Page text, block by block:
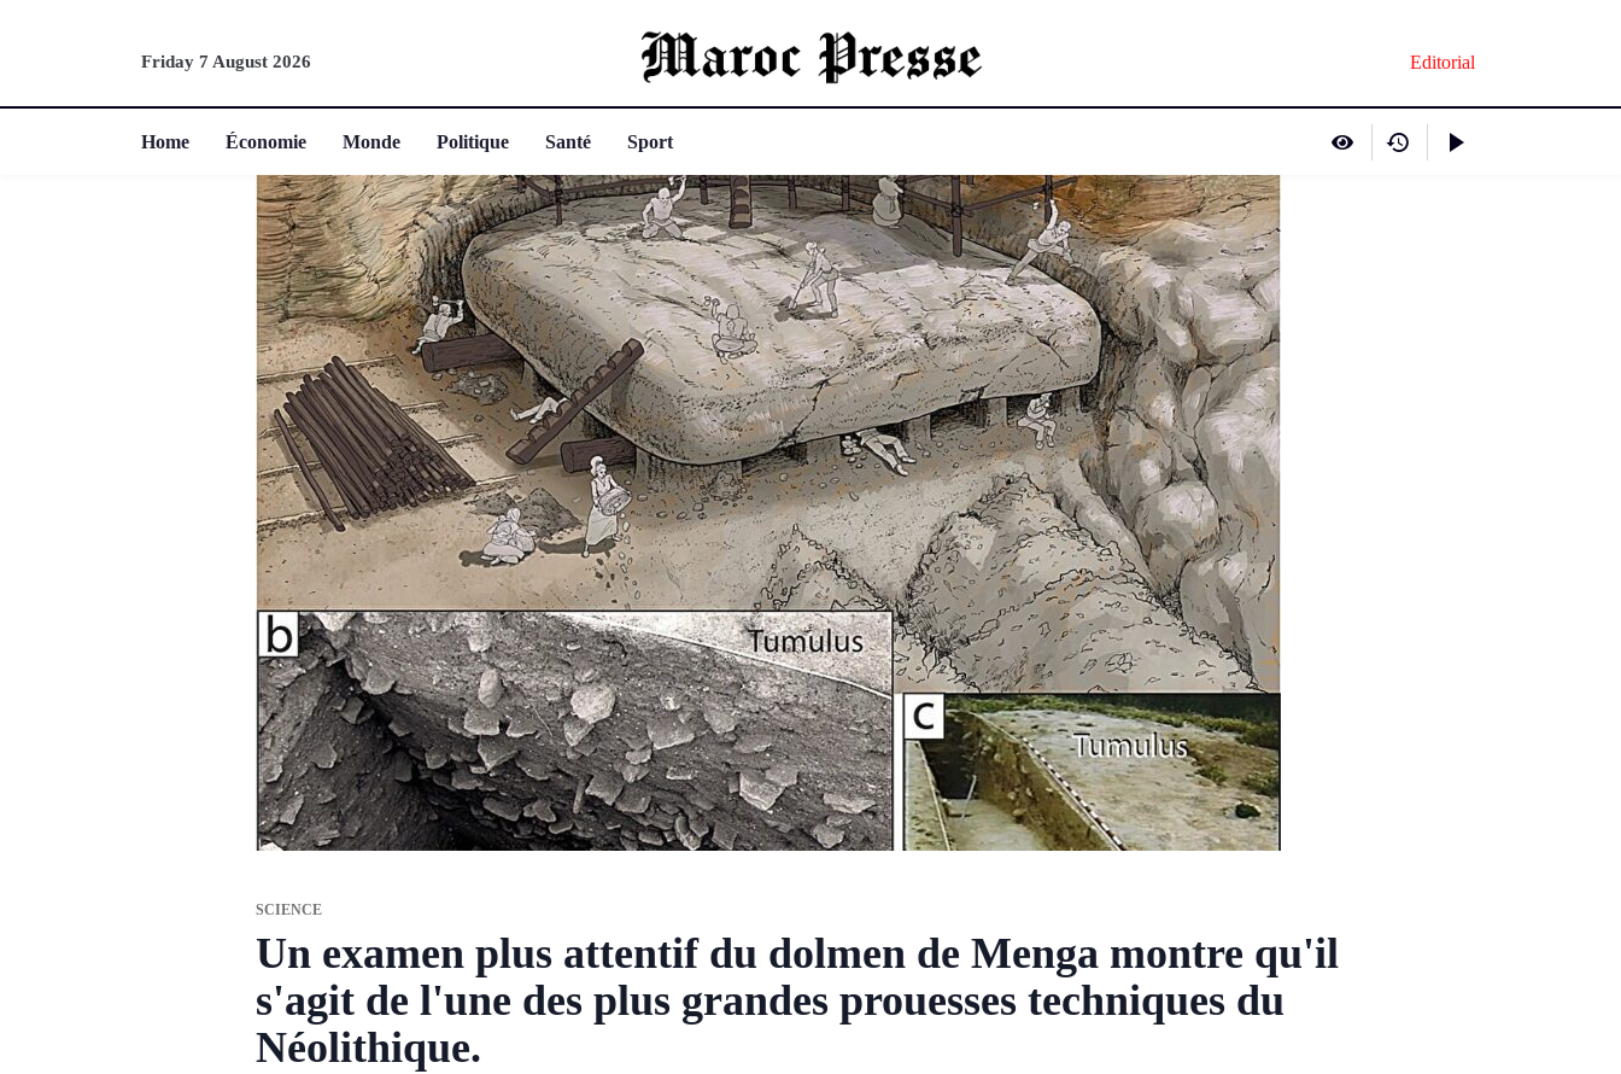
Friday 7 August 2026 Editorial
Home Économie Monde Politique Santé Sport
SCIENCE
Un examen plus attentif du dolmen de Menga montre qu'il
s'agit de l'une des plus grandes prouesses techniques du
Néolithique.